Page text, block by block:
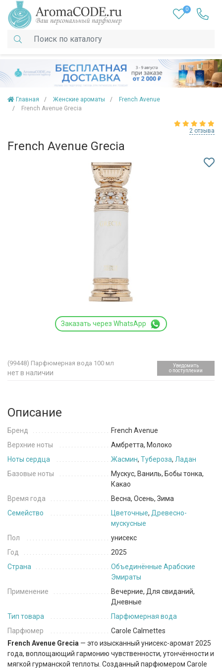
0
Главная Женские ароматы
French Avenue
French Avenue Grecia
2 отзыва
French Avenue Grecia
Заказать через WhatsApp
(99448) Парфюмерная вода 100 мл
нет в наличии
Уведомить
о поступлении
Описание
Бренд
French Avenue
Верхние ноты
Амбретта, Молоко
Ноты сердца
Жасмин, Тубероза, Ладан
Базовые ноты
Мускус, Ваниль, Бобы тонка,
Какао
Время года
Весна, Осень, Зима
Семейство
Цветочные, Древесно-
мускусные
Пол
унисекс
Год
2025
Страна
Объединённые Арабские
Эмираты
Применение
Вечерние, Для свиданий,
Дневные
Тип товара
Парфюмерная вода
Парфюмер
Carole Calmettes
French Avenue Grecia — это изысканный унисекс-аромат 2025
года, воплощающий гармонию чувственности, утончённости и
мягкой гурманской теплоты. Созданный парфюмером Carole